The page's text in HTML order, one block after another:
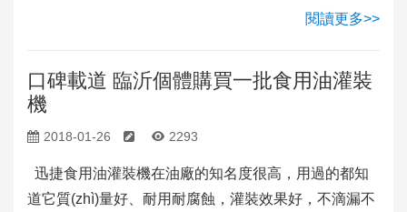
閱讀更多>>
口碑載道 臨沂個體購買一批食用油灌裝
機
2018-01-26 2293
迅捷食用油灌裝機在油廠的知名度很高，用過的都知
道它質(zhì)量好、耐用耐腐蝕，灌裝效果好，不滴漏不